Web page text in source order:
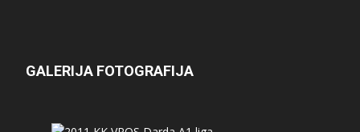
GALERIJA FOTOGRAFIJA